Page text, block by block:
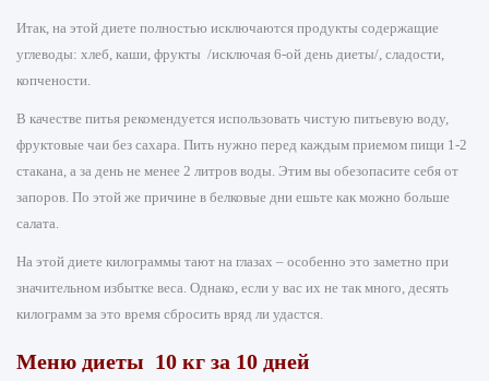
Итак, на этой диете полностью исключаются продукты содержащие
углеводы: хлеб, каши, фрукты /исключая 6-ой день диеты/, сладости,
копчености.
В качестве питья рекомендуется использовать чистую питьевую воду,
фруктовые чаи без сахара. Пить нужно перед каждым приемом пищи 1-2
стакана, а за день не менее 2 литров воды. Этим вы обезопасите себя от
запоров. По этой же причине в белковые дни ешьте как можно больше
салата.
На этой диете килограммы тают на глазах – особенно это заметно при
значительном избытке веса. Однако, если у вас их не так много, десять
килограмм за это время сбросить вряд ли удастся.
Меню диеты 10 кг за 10 дней